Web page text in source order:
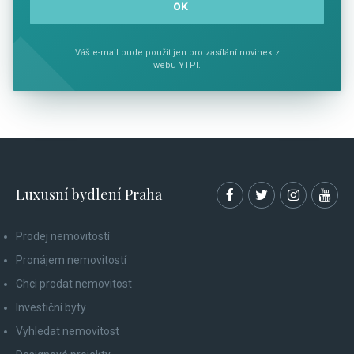
Váš e-mail bude použit jen pro zasílání novinek z
webu YTPI.
Luxusní bydlení Praha
Prodej nemovitostí
Pronájem nemovitostí
Chci prodat nemovitost
Investiční byty
Vyhledat nemovitost